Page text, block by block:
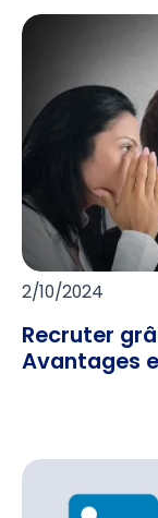
2/10/2024
Recruter
Avantages